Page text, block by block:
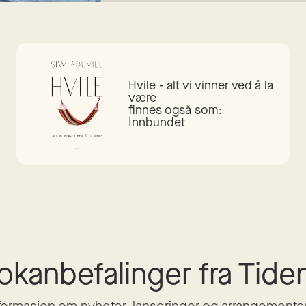
Hvile - alt vi vinner ved å la
være
finnes også som:
Innbundet
fra